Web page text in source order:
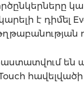
է դիմել